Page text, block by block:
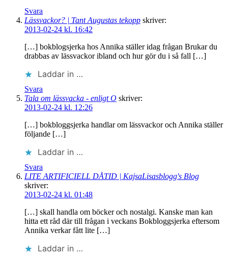
Svara
Lässvackor? | Tant Augustas tekopp skriver:
2013-02-24 kl. 16:42
[…] bokblogsjerka hos Annika ställer idag frågan Brukar du
drabbas av lässvackor ibland och hur gör du i så fall […]
Laddar in …
Svara
Tala om lässvacka - enligt O skriver:
2013-02-24 kl. 12:26
[…] bokbloggsjerka handlar om lässvackor och Annika ställer
följande […]
Laddar in …
Svara
LITE ARTIFICIELL DÅTID | KajsaLisasblogg's Blog
skriver:
2013-02-24 kl. 01:48
[…] skall handla om böcker och nostalgi. Kanske man kan
hitta ett råd där till frågan i veckans Bokbloggsjerka eftersom
Annika verkar fått lite […]
Laddar in …